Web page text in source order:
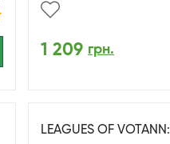
1 209 грн.
LEAGUES OF VOTANN: